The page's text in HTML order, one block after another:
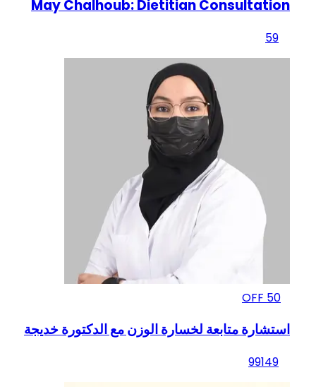
May Chalhoub: Dietitian Consultation
59
50
استشارة متابعة لخسارة الوزن مع الدكتورة خديجة
99149